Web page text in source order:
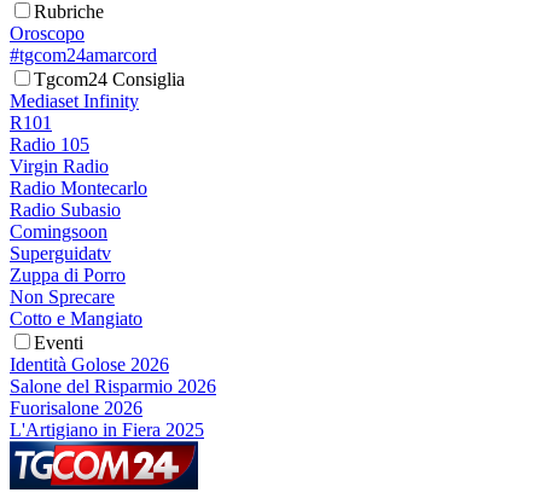
Rubriche
Oroscopo
#tgcom24amarcord
Tgcom24 Consiglia
Mediaset Infinity
R101
Radio 105
Virgin Radio
Radio Montecarlo
Radio Subasio
Comingsoon
Superguidatv
Zuppa di Porro
Non Sprecare
Cotto e Mangiato
Eventi
Identità Golose 2026
Salone del Risparmio 2026
Fuorisalone 2026
L'Artigiano in Fiera 2025